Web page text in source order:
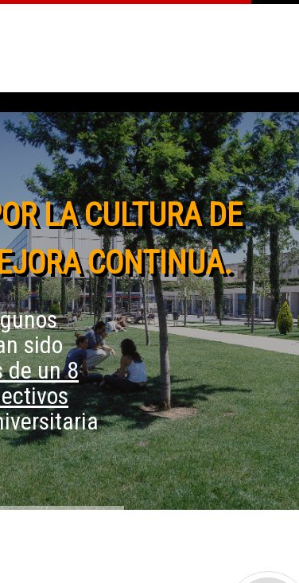
LA CULTURA DE
CONTINUA.
sido
de un 8